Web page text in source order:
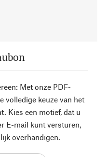
Met onze PDF-
volledige keuze van het
Kies een motief, dat u
E-mail kunt versturen,
overhandigen.